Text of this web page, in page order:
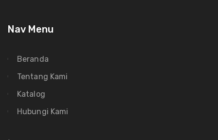
Nav Menu
Beranda
Tentang Kami
Katalog
Hubungi Kami